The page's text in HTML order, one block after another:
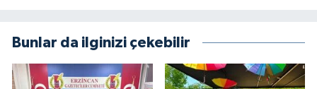
Bunlar da ilginizi çekebilir